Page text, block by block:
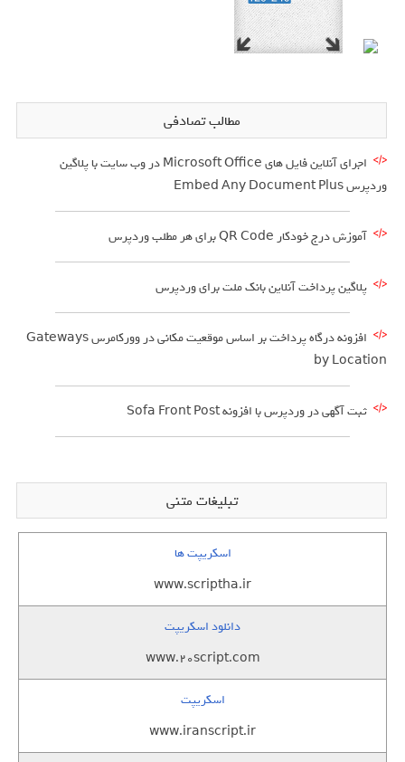
مطالب تصادفی
اجرای آنلاین فایل های Microsoft Office در وب سایت با پلاگین
وردپرس Embed Any Document Plus
آموزش درج خودکار QR Code برای هر مطلب وردپرس
پلاگین پرداخت آنلاین بانک ملت برای وردپرس
افزونه درگاه پرداخت بر اساس موقعیت مکانی در وورکامرس Gateways
by Location
ثبت آگهی در وردپرس با افزونه Sofa Front Post
تبلیغات متنی
اسکریپت ها
www.scriptha.ir
دانلود اسکریپت
www.20script.com
اسکریپت
www.iranscript.ir